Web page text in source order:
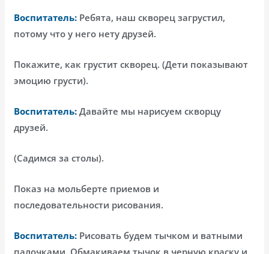
Воспитатель: Ребята, наш скворец загрустил,
потому что у него нету друзей.
Покажите, как грустит скворец. (Дети показывают
эмоцию грусти).
Воспитатель:Давайте мы нарисуем скворцу
друзей.
(Садимся за столы).
Показ на мольберте приемов и
последовательности рисования.
Воспитатель: Рисовать будем тычком и ватными
палочками. Обмакиваем тычок в черную краску и